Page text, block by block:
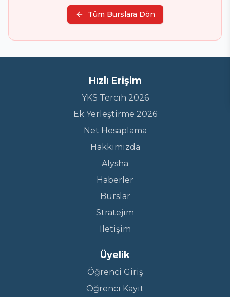
Tüm Burslara Dön
Hızlı Erişim
YKS Tercih 2026
Ek Yerleştirme 2026
Net Hesaplama
Hakkımızda
AIysha
Haberler
Burslar
Stratejim
İletişim
Üyelik
Öğrenci Giriş
Öğrenci Kayıt